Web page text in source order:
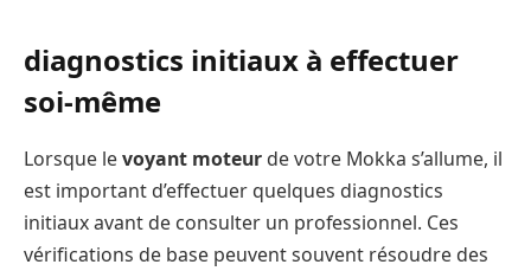
diagnostics initiaux à effectuer
soi-même
Lorsque levoyant moteur de votre Mokka s’allume, il
est important d’effectuer quelques diagnostics
initiaux avant de consulter un professionnel. Ces
vérifications de base peuvent souvent résoudre des